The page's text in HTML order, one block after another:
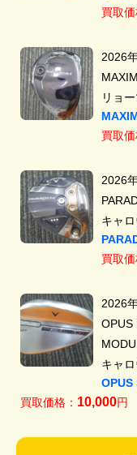
買取価
2026
リョ
買取価
2026
キャ
買取価
2026
OPUS
キャ
OPUS
買取価格： 10,000円